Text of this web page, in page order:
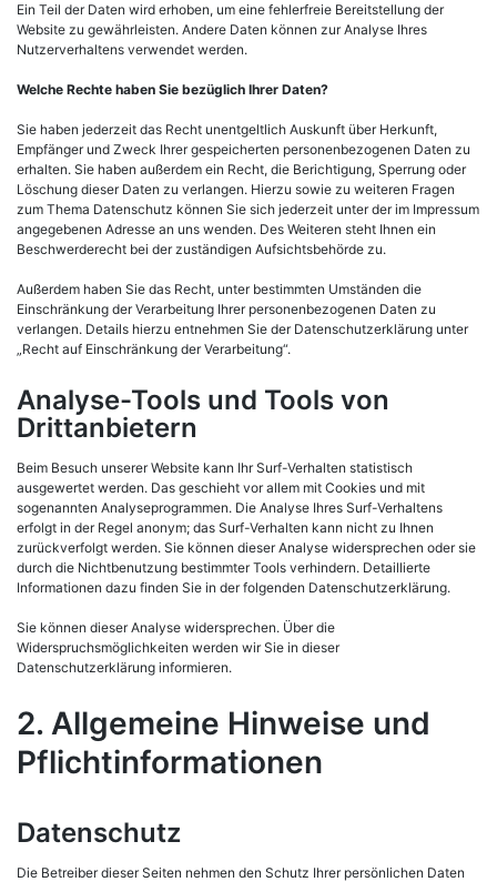
Ein Teil der Daten wird erhoben, um eine fehlerfreie Bereitstellung der
Website zu gewährleisten. Andere Daten können zur Analyse Ihres
Nutzerverhaltens verwendet werden.
Welche Rechte haben Sie bezüglich Ihrer Daten?
Sie haben jederzeit das Recht unentgeltlich Auskunft über Herkunft,
Empfänger und Zweck Ihrer gespeicherten personenbezogenen Daten zu
erhalten. Sie haben außerdem ein Recht, die Berichtigung, Sperrung oder
Löschung dieser Daten zu verlangen. Hierzu sowie zu weiteren Fragen
zum Thema Datenschutz können Sie sich jederzeit unter der im Impressum
angegebenen Adresse an uns wenden. Des Weiteren steht Ihnen ein
Beschwerderecht bei der zuständigen Aufsichtsbehörde zu.
Außerdem haben Sie das Recht, unter bestimmten Umständen die
Einschränkung der Verarbeitung Ihrer personenbezogenen Daten zu
verlangen. Details hierzu entnehmen Sie der Datenschutzerklärung unter
„Recht auf Einschränkung der Verarbeitung“.
Analyse-Tools und Tools von
Drittanbietern
Beim Besuch unserer Website kann Ihr Surf-Verhalten statistisch
ausgewertet werden. Das geschieht vor allem mit Cookies und mit
sogenannten Analyseprogrammen. Die Analyse Ihres Surf-Verhaltens
erfolgt in der Regel anonym; das Surf-Verhalten kann nicht zu Ihnen
zurückverfolgt werden. Sie können dieser Analyse widersprechen oder sie
durch die Nichtbenutzung bestimmter Tools verhindern. Detaillierte
Informationen dazu finden Sie in der folgenden Datenschutzerklärung.
Sie können dieser Analyse widersprechen. Über die
Widerspruchsmöglichkeiten werden wir Sie in dieser
Datenschutzerklärung informieren.
2. Allgemeine Hinweise und
Pflichtinformationen
Datenschutz
Die Betreiber dieser Seiten nehmen den Schutz Ihrer persönlichen Daten